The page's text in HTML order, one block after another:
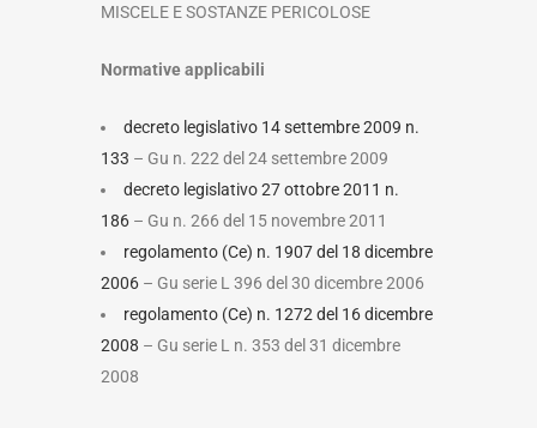
MISCELE E SOSTANZE PERICOLOSE
Normative applicabili
decreto legislativo 14 settembre 2009 n.
133 – Gu n. 222 del 24 settembre 2009
decreto legislativo 27 ottobre 2011 n.
186 – Gu n. 266 del 15 novembre 2011
regolamento (Ce) n. 1907 del 18 dicembre
2006 – Gu serie L 396 del 30 dicembre 2006
regolamento (Ce) n. 1272 del 16 dicembre
2008 – Gu serie L n. 353 del 31 dicembre
2008